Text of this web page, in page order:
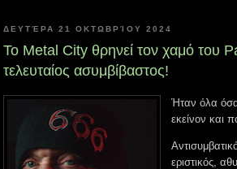
ΔΕΥΤΈΡΑ 21 ΟΚΤΩΒΡΊΟΥ 2024
To Metal City θρηνεί τον χαμό του
τελευταίος ασυμβίβαστος!
Ήταν όλα
εκείνον και
εριστικός,